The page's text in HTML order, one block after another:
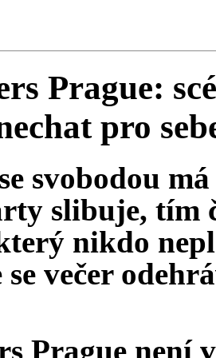
Prague:
pro
svobodou
slibuje, tím
nikdo
večer
Prague není